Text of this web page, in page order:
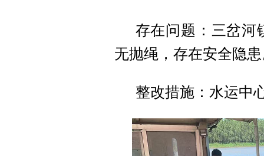
存在问题：三岔河
无抛绳，存在安全隐
整改措施：水运中